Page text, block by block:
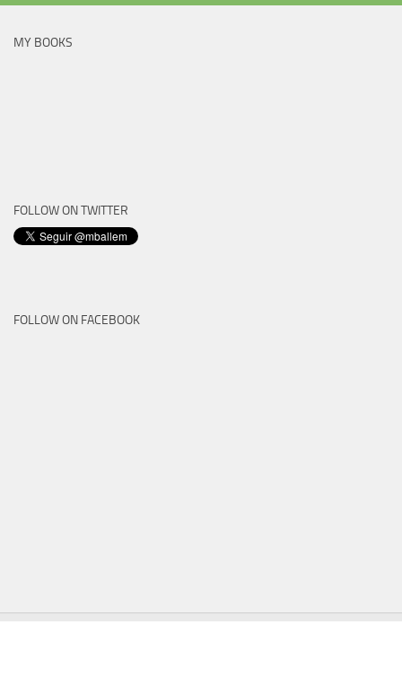
MY BOOKS
FOLLOW ON TWITTER
FOLLOW ON FACEBOOK